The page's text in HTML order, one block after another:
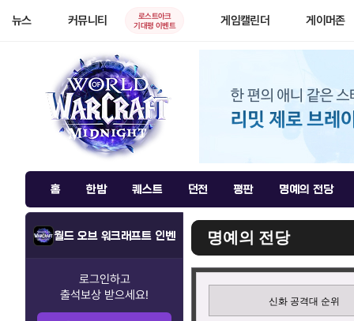
뉴스 커뮤니티
로스트아크
기대평 이벤트
게임캘린더 게이머존
홈 한밤 퀘스트 던전 평판 명예의 전당
월드 오브 워크래프트 인벤
로그인하고
출석보상 받으세요!
명예의 전당
신화 공격대 순위